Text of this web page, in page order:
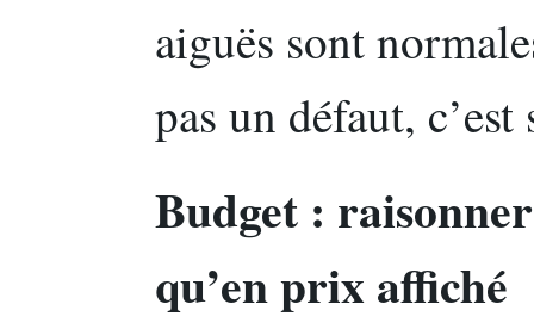
aiguës sont
pas un défaut, c’est
Budget :
qu’en prix affiché